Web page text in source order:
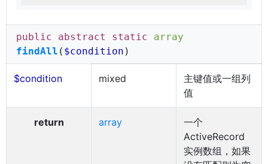
public abstract static
array
findAll ( $condition )
$condition mixed
主键值或一组列
值
return array
一个
ActiveRecord
实例数组，如果